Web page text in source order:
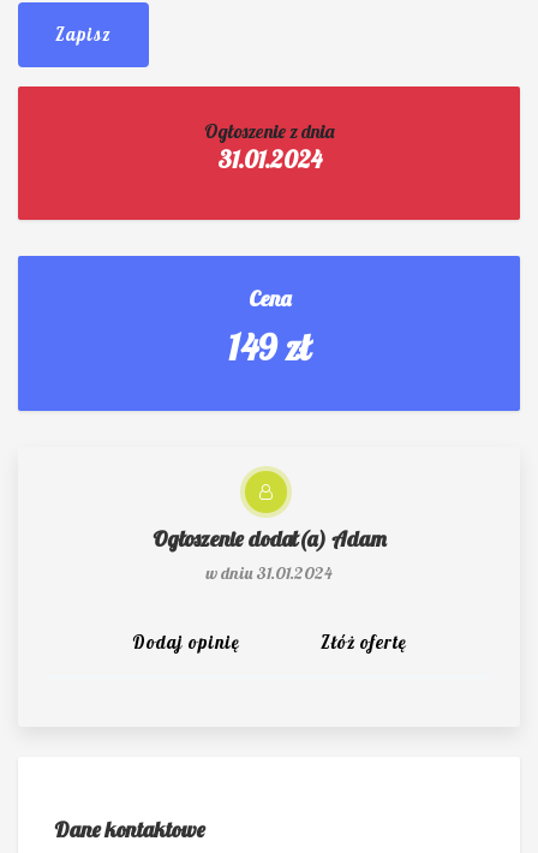
Zapisz
Ogłoszenie z dnia
31.01.2024
Cena
149 zł
Ogłoszenie dodał(a) Adam
w dniu 31.01.2024
Dodaj opinię Złóż ofertę
Dane kontaktowe